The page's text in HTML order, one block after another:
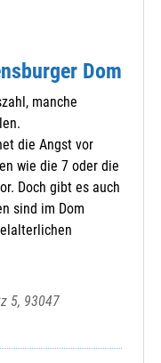
Dom
manche
die Angst vor
wie die 7 oder die
Doch gibt es auch
sind im Dom
5, 93047